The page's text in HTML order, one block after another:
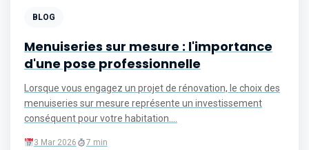
BLOG
Menuiseries sur mesure : l'importance
d'une pose professionnelle
Lorsque vous engagez un projet de rénovation, le choix des
menuiseries sur mesure représente un investissement
conséquent pour votre habitation....
3 Mar 2026 7 min